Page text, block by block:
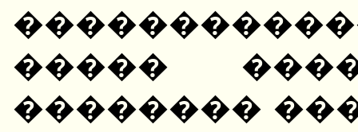
�����
��������